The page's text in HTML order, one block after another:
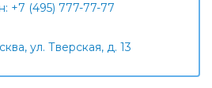
+7 (495) 777-77-77
ул. Тверская, д. 13